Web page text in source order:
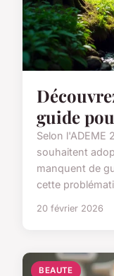
guide
Selon l'ADEME
souhaitent
manquent de
cette
20 février 2026
BEAUTE